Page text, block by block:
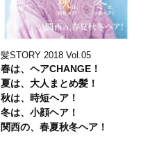
髪STORY 2018 Vol.05
春は、ヘアCHANGE！
夏は、大人まとめ髪！
秋は、時短ヘア！
冬は、小顔ヘア！
関西の、春夏秋冬ヘア！